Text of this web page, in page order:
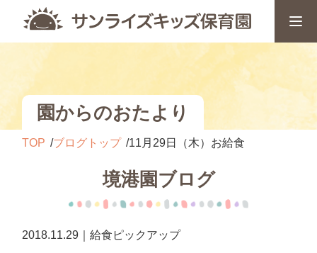
園からのおたより
TOP ブログトップ 11月29日（木）お給食
境港園ブログ
2018.11.29｜給食ピックアップ